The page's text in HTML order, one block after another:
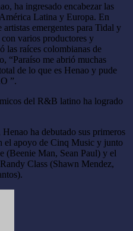
ha ingresado encabezar las
Latina y Europa. En
emergentes para Tidal y
varios productores y
las raíces colombianas de
“Paraíso me abrió muchas
de lo que es Henao y pude
”.
del R&B latino ha logrado
ha debutado sus primeros
el apoyo de Cinq Music y junto
(Beenie Man, Sean Paul) y el
Class (Shawn Mendez,